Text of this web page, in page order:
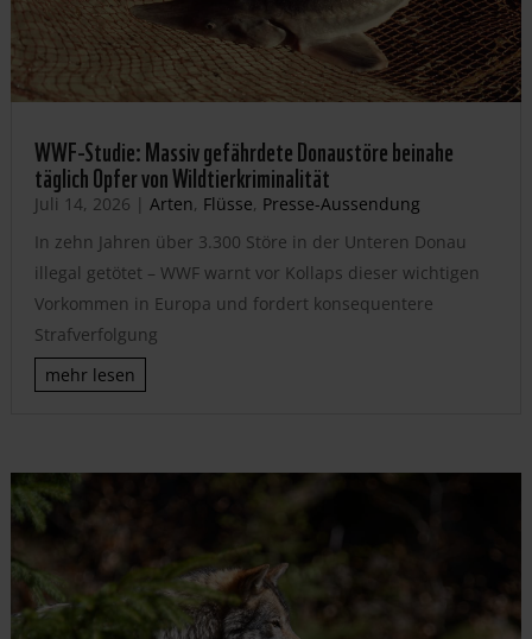
WWF-Studie: Massiv gefährdete Donaustöre beinahe
täglich Opfer von Wildtierkriminalität
Juli 14, 2026 | Arten, Flüsse, Presse-Aussendung
In zehn Jahren über 3.300 Störe in der Unteren Donau
illegal getötet – WWF warnt vor Kollaps dieser wichtigen
Vorkommen in Europa und fordert konsequentere
Strafverfolgung
mehr lesen